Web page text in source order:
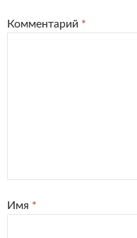
Комментарий *
Имя *